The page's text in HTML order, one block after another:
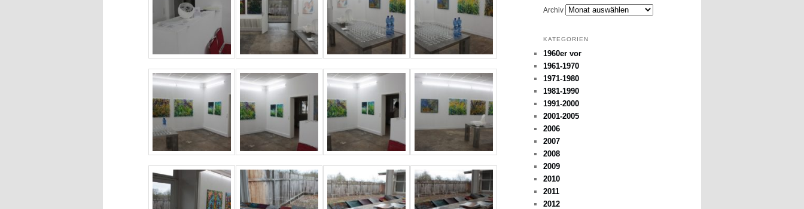
Archiv
KATEGORIEN
1960er vor
1961-1970
1971-1980
1981-1990
1991-2000
2001-2005
2006
2007
2008
2009
2010
2011
2012